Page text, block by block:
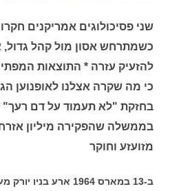
שני פסיכולוגים אמריקנים
כשמתרחש אסון מול קהל
להזעיק עזרה * התוצאות
כי מה שקרה אצלנו לאופנוען
בחזקת "לא תעמוד על דם רעך"
בממשלה שהפקירה מיליון
מזועזע וחוקר
ב-13 במארס 1964 ארע